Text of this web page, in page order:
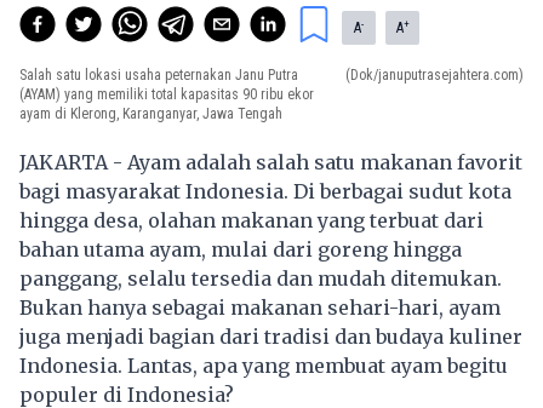
A- A+
Salah satu lokasi usaha peternakan Janu Putra
(AYAM) yang memiliki total kapasitas 90 ribu ekor
ayam di Klerong, Karanganyar, Jawa Tengah
(Dok/januputrasejahtera.com)
JAKARTA - Ayam adalah salah satu makanan favorit
bagi masyarakat Indonesia. Di berbagai sudut kota
hingga desa, olahan makanan yang terbuat dari
bahan utama ayam, mulai dari goreng hingga
panggang, selalu tersedia dan mudah ditemukan.
Bukan hanya sebagai makanan sehari-hari, ayam
juga menjadi bagian dari tradisi dan budaya kuliner
Indonesia. Lantas, apa yang membuat ayam begitu
populer di Indonesia?